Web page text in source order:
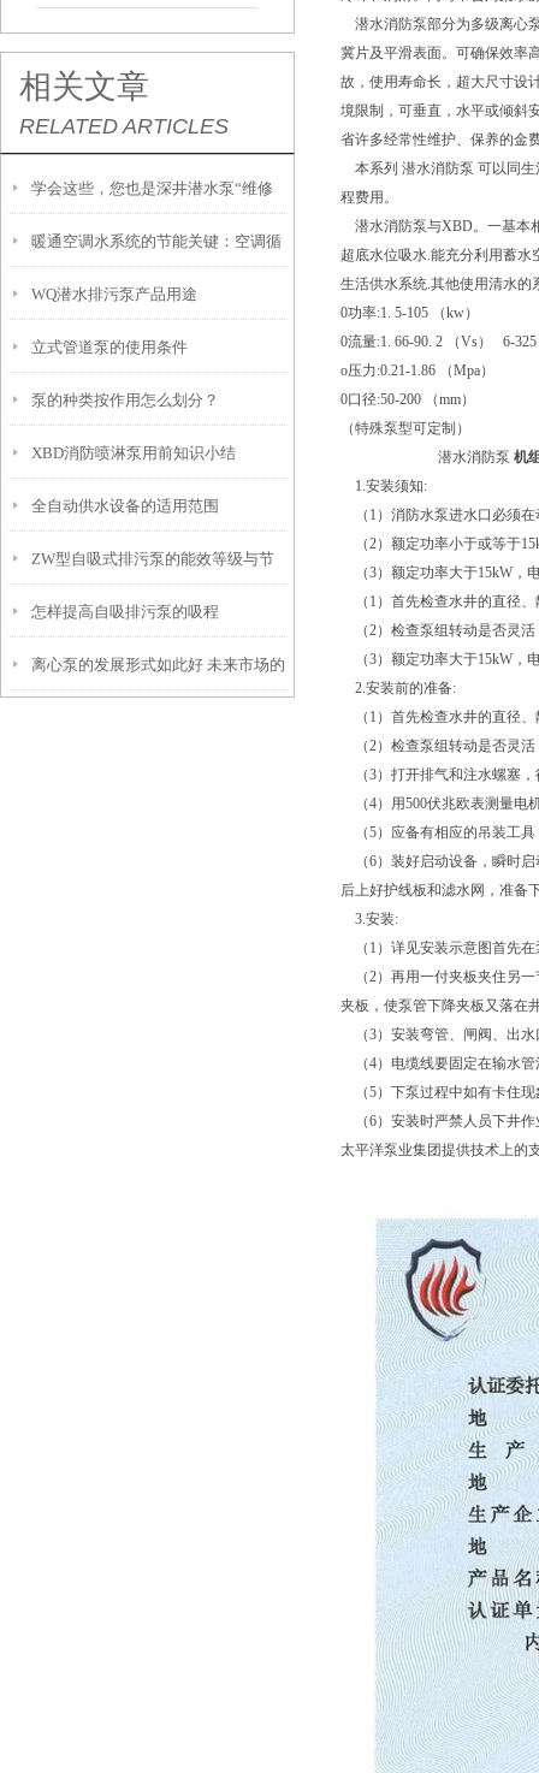
相关文章
RELATED ARTICLES
学会这些，您也是深井潜水泵“维修
员”
暖通空调水系统的节能关键：空调循
环泵的原理解析与故障排除
WQ潜水排污泵产品用途
立式管道泵的使用条件
泵的种类按作用怎么划分？
XBD消防喷淋泵用前知识小结
全自动供水设备的适用范围
ZW型自吸式排污泵的能效等级与节
能运行策略
怎样提高自吸排污泵的吸程
离心泵的发展形式如此好 未来市场的
潜水消防泵部分为多级离心
冀片及平滑表面。可确保效率
故，使用寿命长，超大尺寸设
境限制，可垂直，水平或倾斜
省许多经常性维护、保养的金
本系列 潜水消防泵 可以同生
程费用。
潜水消防泵与XBD。一基本
超底水位吸水.能充分利用蓄水
生活供水系统.其他使用清水的
0功率:1. 5-105 （kw）
0流量:1. 66-90. 2 （Vs） 6-325
o压力:0.21-1.86 （Mpa）
0口径:50-200 （mm）
（特殊泵型可定制）
潜水消防泵 机
1.安装须知:
（1）消防水泵进水口必须在
（2）额定功率小于或等于
（3）额定功率大于15kW，
（1）首先检查水井的直径
（2）检查泵组转动是否灵活
（3）额定功率大于15kW，
2.安装前的准备:
（1）首先检查水井的直径
（2）检查泵组转动是否灵活
（3）打开排气和注水螺塞，
（4）用500伏兆欧表测量电
（5）应备有相应的吊装工具
（6）装好启动设备，瞬时启
后上好护线板和滤水网，准备
3.安装:
（1）详见安装示意图首先在
（2）再用一付夹板夹住另一
夹板，使泵管下降夹板又落在
（3）安装弯管、闸阀、出
（4）电缆线要固定在输水管
（5）下泵过程中如有卡住现
（6）安装时严禁人员下井作
太平洋泵业集团提供技术上的